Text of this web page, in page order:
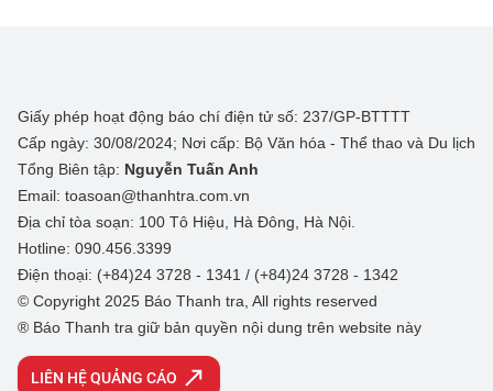
Giấy phép hoạt động báo chí điện tử số: 237/GP-BTTTT
Cấp ngày: 30/08/2024; Nơi cấp: Bộ Văn hóa - Thể thao và Du lịch
Tổng Biên tập: Nguyễn Tuấn Anh
Email: toasoan@thanhtra.com.vn
Địa chỉ tòa soạn: 100 Tô Hiệu, Hà Đông, Hà Nội.
Hotline: 090.456.3399
Điện thoại: (+84)24 3728 - 1341 / (+84)24 3728 - 1342
© Copyright 2025 Báo Thanh tra, All rights reserved
® Báo Thanh tra giữ bản quyền nội dung trên website này
LIÊN HỆ QUẢNG CÁO